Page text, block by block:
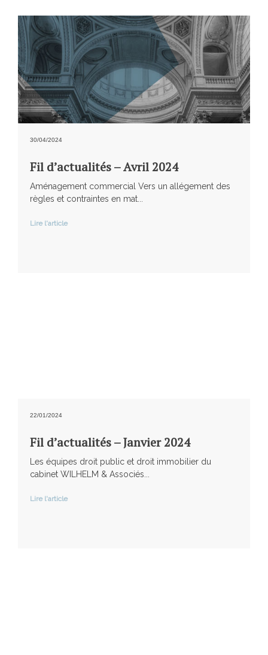
30/04/2024
Fil d’actualités – Avril 2024
Aménagement commercial Vers un allégement des
règles et contraintes en mat...
Lire l'article
22/01/2024
Fil d’actualités – Janvier 2024
Les équipes droit public et droit immobilier du
cabinet WILHELM & Associés...
Lire l'article